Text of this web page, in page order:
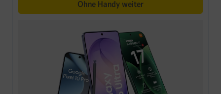
Ohne Handy weiter